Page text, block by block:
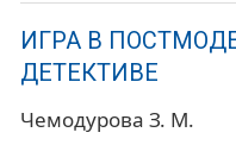
ИГРА В
ДЕТЕКТИВЕ
Чемодурова З. М.